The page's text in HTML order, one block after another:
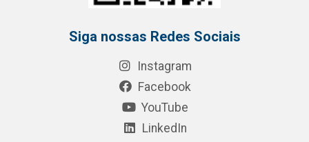
Siga nossas Redes Sociais
Instagram
Facebook
YouTube
LinkedIn